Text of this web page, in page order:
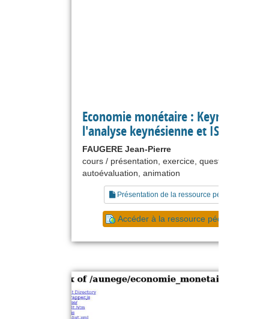
Economie monétaire : Keynes,
l'analyse keynésienne et ISLM
FAUGERE Jean-Pierre
cours / présentation, exercice, questionnaire,
autoévaluation, animation
Présentation de la ressource pédagogique
Accéder à la ressource pédagogique